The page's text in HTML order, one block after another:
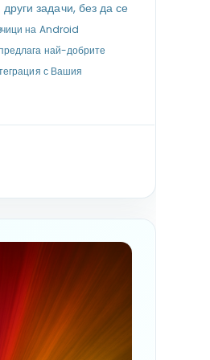
задачи, без да се
на Android
най-добрите
с Вашия